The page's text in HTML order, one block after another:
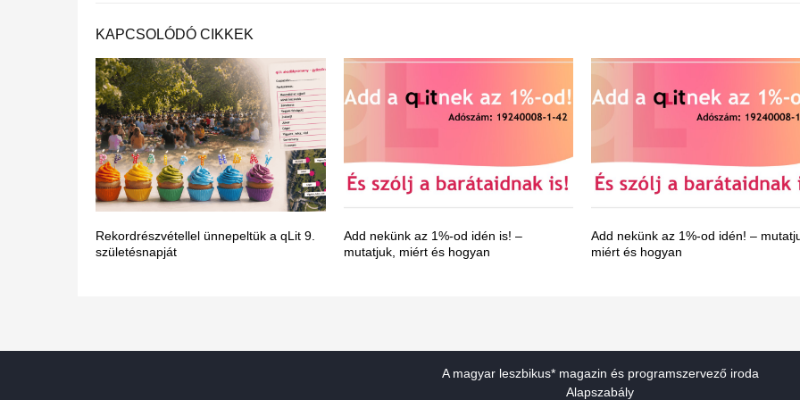
KAPCSOLÓDÓ CIKKEK
Rekordrészvétellel ünnepeltük a qLit 9.
születésnapját
Add nekünk az 1%-od idén is! –
mutatjuk, miért és hogyan
Add nekünk az 1%-od idén! –
miért és hogyan
A magyar leszbikus* magazin és programszervező iroda
Alapszabály